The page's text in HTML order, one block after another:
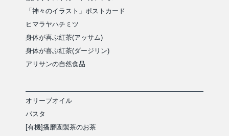
「神々のイラスト」ポストカード
ヒマラヤハチミツ
身体が喜ぶ紅茶(アッサム)
身体が喜ぶ紅茶(ダージリン)
アリサンの自然食品
オリーブオイル
パスタ
[有機]播磨園製茶のお茶